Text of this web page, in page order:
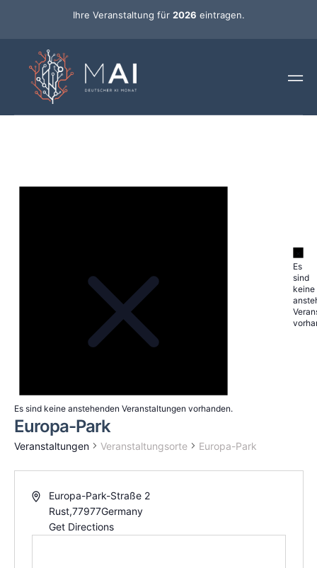
Ihre Veranstaltung für 2026 eintragen.
Es
sind
keine
Es sind keine anstehenden Veranstaltungen vorhanden.
Europa-Park
Veranstaltungen Veranstaltungsorte Europa-Park
Europa-Park-Straße 2
Rust,77977Germany
Get Directions